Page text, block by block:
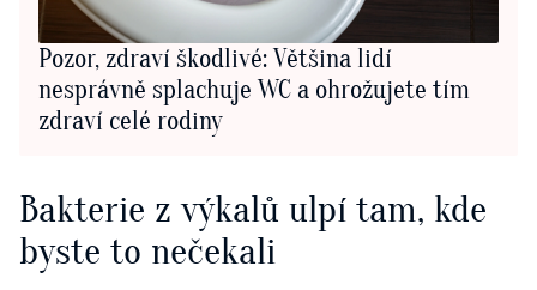
Pozor, zdraví škodlivé: Většina lidí
nesprávně splachuje WC a ohrožujete tím
zdraví celé rodiny
Bakterie z výkalů ulpí tam, kde
byste to nečekali